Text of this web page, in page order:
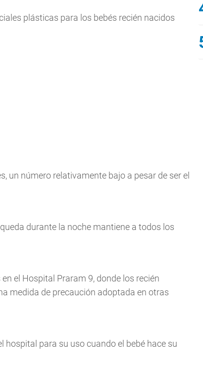
plásticas para los bebés recién nacidos
un número relativamente bajo a pesar de ser el
durante la noche mantiene a todos los
el Hospital Praram 9, donde los recién
medida de precaución adoptada en otras
para su uso cuando el bebé hace su